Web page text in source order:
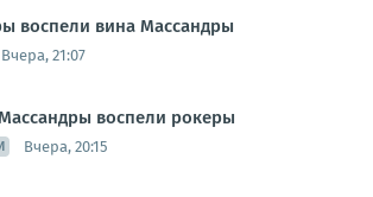
воспели вина Массандры
Вчера, 21:07
воспели рокеры
Вчера, 20:15